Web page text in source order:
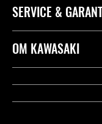
SERVICE &
Kontakta oss
Användbara
OM KAWASAKI
Företag